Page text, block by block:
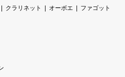
クラリネット オーボエ
ファゴット